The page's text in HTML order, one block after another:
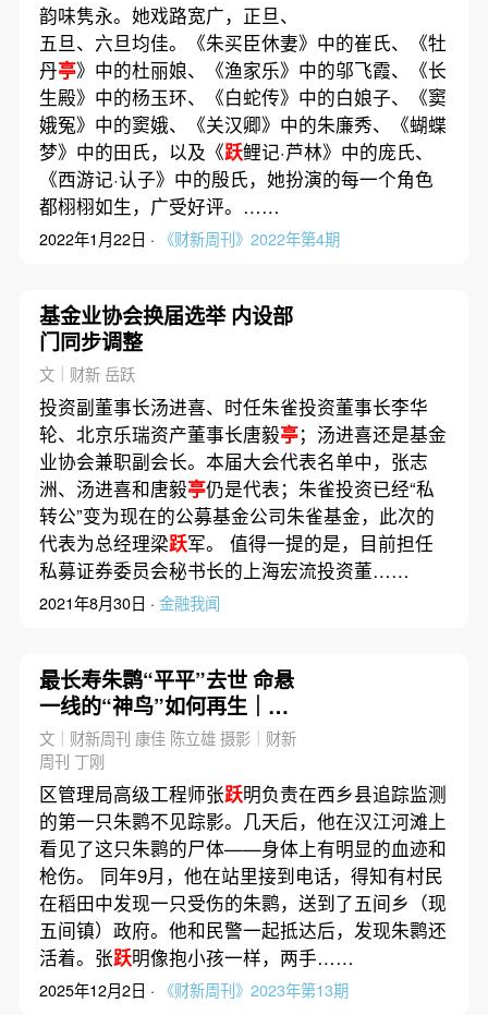
韵味隽永。她戏路宽广，正旦、
五旦、六旦均佳。《朱买臣休妻》中的崔氏、《牡
丹亭》中的杜丽娘、《渔家乐》中的邬飞霞、《长
生殿》中的杨玉环、《白蛇传》中的白娘子、《窦
娥冤》中的窦娥、《关汉卿》中的朱廉秀、《蝴蝶
梦》中的田氏，以及《跃鲤记·芦林》中的庞氏、
《西游记·认子》中的殷氏，她扮演的每一个角色
都栩栩如生，广受好评。……
2022年1月22日 · 《财新周刊》2022年第4期
基金业协会换届选举 内设部
门同步调整
文｜财新 岳跃
投资副董事长汤进喜、时任朱雀投资董事长李华
轮、北京乐瑞资产董事长唐毅亭；汤进喜还是基金
业协会兼职副会长。本届大会代表名单中，张志
洲、汤进喜和唐毅亭仍是代表；朱雀投资已经“私
转公”变为现在的公募基金公司朱雀基金，此次的
代表为总经理梁跃军。 值得一提的是，目前担任
私募证券委员会秘书长的上海宏流投资董……
2021年8月30日 · 金融我闻
最长寿朱鹮“平平”去世 命悬
一线的“神鸟”如何再生｜深
度回放
文｜财新周刊 康佳 陈立雄 摄影｜财新
周刊 丁刚
区管理局高级工程师张跃明负责在西乡县追踪监测
的第一只朱鹮不见踪影。几天后，他在汉江河滩上
看见了这只朱鹮的尸体——身体上有明显的血迹和
枪伤。 同年9月，他在站里接到电话，得知有村民
在稻田中发现一只受伤的朱鹮，送到了五间乡（现
五间镇）政府。他和民警一起抵达后，发现朱鹮还
活着。张跃明像抱小孩一样，两手……
2025年12月2日 · 《财新周刊》2023年第13期